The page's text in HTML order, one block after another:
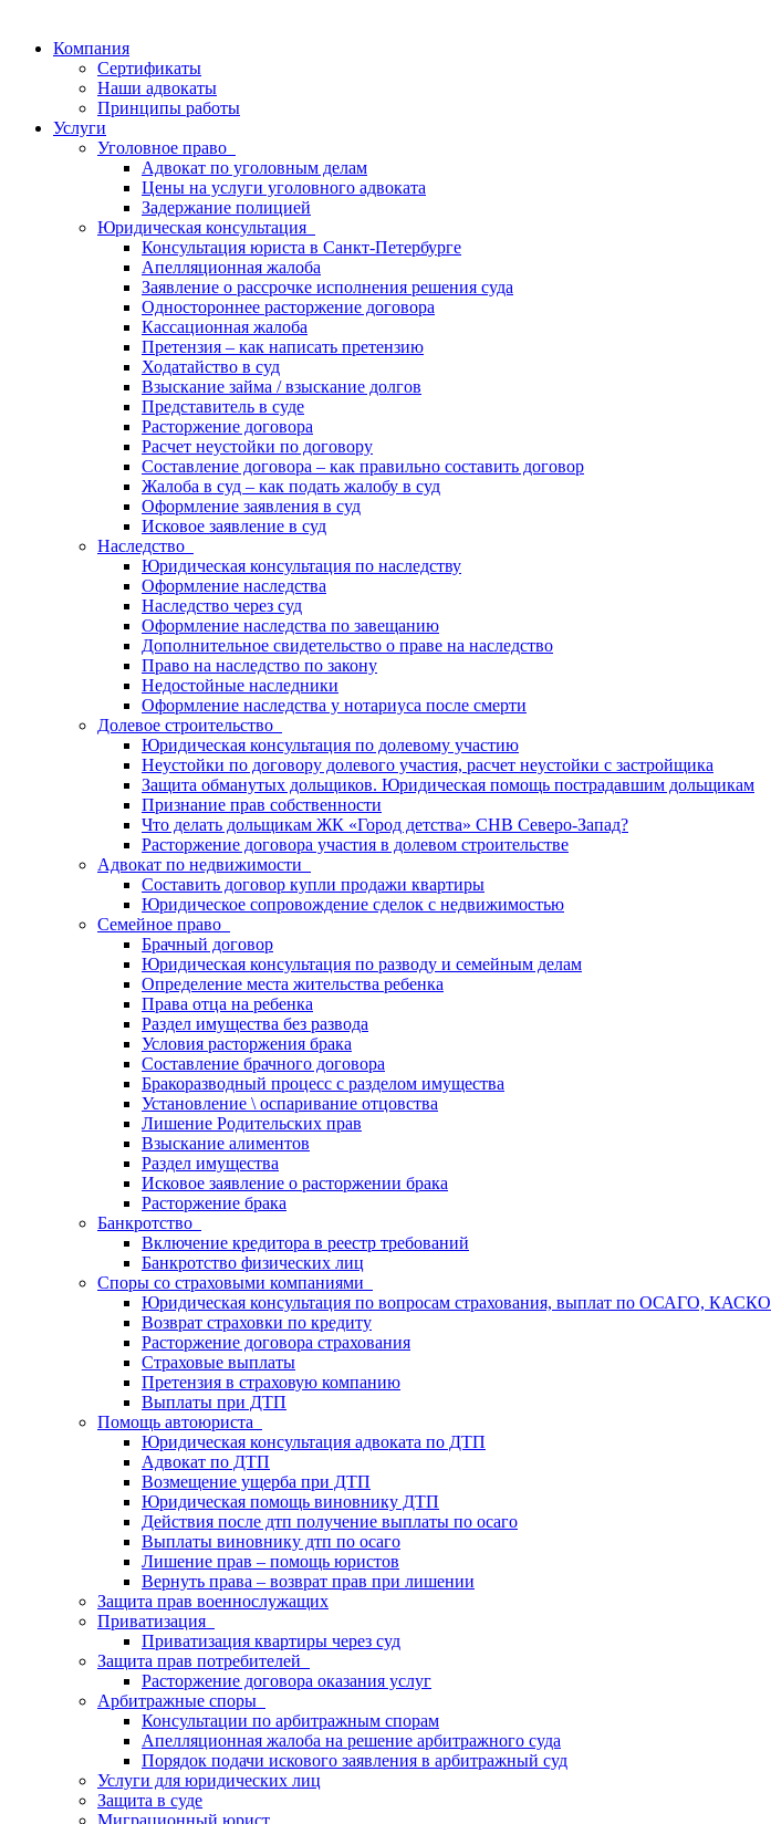
Компания
Сертификаты
Наши адвокаты
Принципы работы
Услуги
Уголовное право
Адвокат по уголовным делам
Цены на услуги уголовного адвоката
Задержание полицией
Юридическая консультация
Консультация юриста в Санкт-Петербурге
Апелляционная жалоба
Заявление о рассрочке исполнения решения суда
Одностороннее расторжение договора
Кассационная жалоба
Претензия – как написать претензию
Ходатайство в суд
Взыскание займа / взыскание долгов
Представитель в суде
Расторжение договора
Расчет неустойки по договору
Составление договора – как правильно составить договор
Жалоба в суд – как подать жалобу в суд
Оформление заявления в суд
Исковое заявление в суд
Наследство
Юридическая консультация по наследству
Оформление наследства
Наследство через суд
Оформление наследства по завещанию
Дополнительное свидетельство о праве на наследство
Право на наследство по закону
Недостойные наследники
Оформление наследства у нотариуса после смерти
Долевое строительство
Юридическая консультация по долевому участию
Неустойки по договору долевого участия, расчет неустойки с застройщика
Защита обманутых дольщиков. Юридическая помощь пострадавшим дольщикам
Признание прав собственности
Что делать дольщикам ЖК «Город детства» СНВ Северо-Запад?
Расторжение договора участия в долевом строительстве
Адвокат по недвижимости
Составить договор купли продажи квартиры
Юридическое сопровождение сделок с недвижимостью
Семейное право
Брачный договор
Юридическая консультация по разводу и семейным делам
Определение места жительства ребенка
Права отца на ребенка
Раздел имущества без развода
Условия расторжения брака
Составление брачного договора
Бракоразводный процесс с разделом имущества
Установление \ оспаривание отцовства
Лишение Родительских прав
Взыскание алиментов
Раздел имущества
Исковое заявление о расторжении брака
Расторжение брака
Банкротство
Включение кредитора в реестр требований
Банкротство физических лиц
Споры со страховыми компаниями
Юридическая консультация по вопросам страхования, выплат по ОСАГО, КАСКО
Возврат страховки по кредиту
Расторжение договора страхования
Страховые выплаты
Претензия в страховую компанию
Выплаты при ДТП
Помощь автоюриста
Юридическая консультация адвоката по ДТП
Адвокат по ДТП
Возмещение ущерба при ДТП
Юридическая помощь виновнику ДТП
Действия после дтп получение выплаты по осаго
Выплаты виновнику дтп по осаго
Лишение прав – помощь юристов
Вернуть права – возврат прав при лишении
Защита прав военнослужащих
Приватизация
Приватизация квартиры через суд
Защита прав потребителей
Расторжение договора оказания услуг
Арбитражные споры
Консультации по арбитражным спорам
Апелляционная жалоба на решение арбитражного суда
Порядок подачи искового заявления в арбитражный суд
Услуги для юридических лиц
Защита в суде
Миграционный юрист